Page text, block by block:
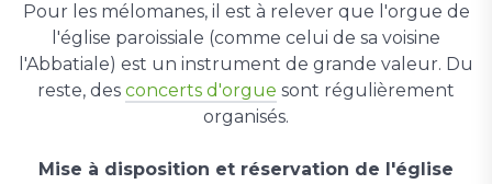
Pour les mélomanes, il est à relever que l'orgue de
l'église paroissiale (comme celui de sa voisine
l'Abbatiale) est un instrument de grande valeur. Du
reste, des concerts d'orgue sont régulièrement
organisés.
Mise à disposition et réservation de l'église